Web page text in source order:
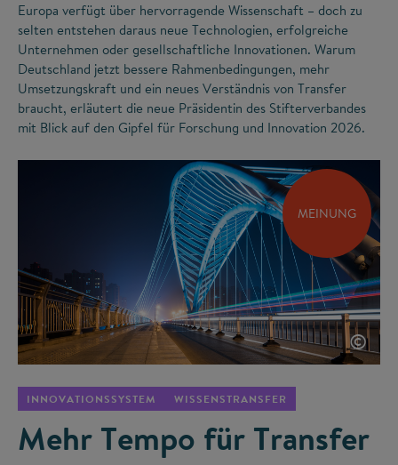
Europa verfügt über hervorragende Wissenschaft – doch zu
selten entstehen daraus neue Technologien, erfolgreiche
Unternehmen oder gesellschaftliche Innovationen. Warum
Deutschland jetzt bessere Rahmenbedingungen, mehr
Umsetzungskraft und ein neues Verständnis von Transfer
braucht, erläutert die neue Präsidentin des Stifterverbandes
mit Blick auf den Gipfel für Forschung und Innovation 2026.
MEINUNG
©
INNOVATIONSSYSTEM WISSENSTRANSFER
Mehr Tempo für Transfer